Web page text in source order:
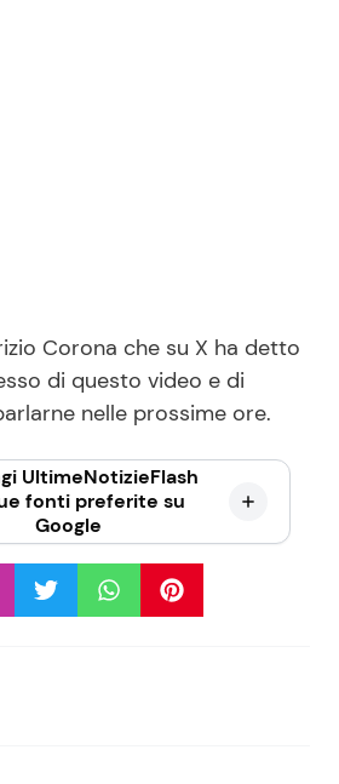
Corona che su X ha detto
di questo video e di
nelle prossime ore.
UltimeNotizieFlash
fonti preferite su
Google